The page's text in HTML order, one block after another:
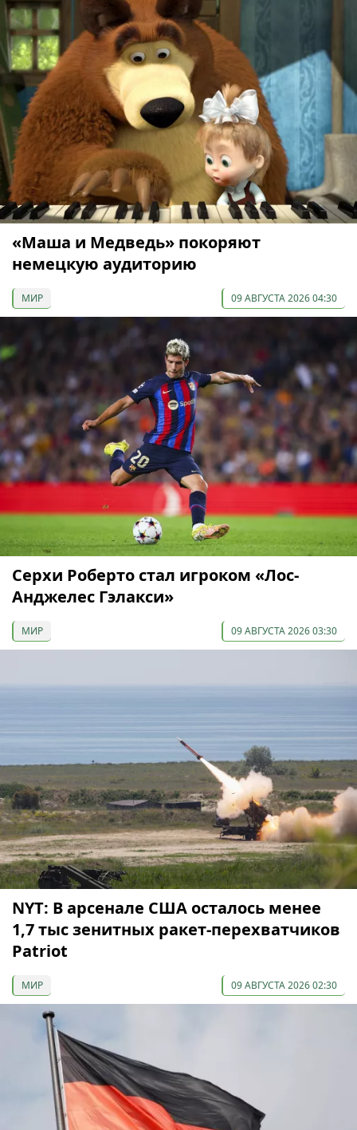
«Маша и Медведь» покоряют
немецкую аудиторию
МИР 09 АВГУСТА 2026 04:30
Серхи Роберто стал игроком «Лос-
Анджелес Гэлакси»
МИР 09 АВГУСТА 2026 03:30
NYT: В арсенале США осталось менее
1,7 тыс зенитных ракет-перехватчиков
Patriot
МИР 09 АВГУСТА 2026 02:30